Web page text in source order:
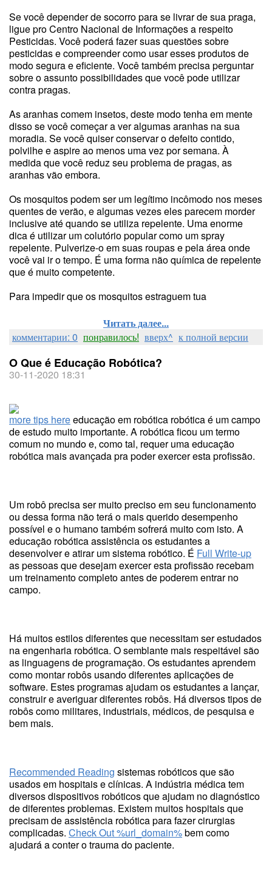
Se você depender de socorro para se livrar de sua praga,
ligue pro Centro Nacional de Informações a respeito
Pesticidas. Você poderá fazer suas questões sobre
pesticidas e compreender como usar esses produtos de
modo segura e eficiente. Você também precisa perguntar
sobre o assunto possibilidades que você pode utilizar
contra pragas.
As aranhas comem insetos, deste modo tenha em mente
disso se você começar a ver algumas aranhas na sua
moradia. Se você quiser conservar o defeito contido,
polvilhe e aspire ao menos uma vez por semana. À
medida que você reduz seu problema de pragas, as
aranhas vão embora.
Os mosquitos podem ser um legítimo incômodo nos meses
quentes de verão, e algumas vezes eles parecem morder
inclusive até quando se utiliza repelente. Uma enorme
dica é utilizar um colutório popular como um spray
repelente. Pulverize-o em suas roupas e pela área onde
você vai ir o tempo. É uma forma não química de repelente
que é muito competente.
Para impedir que os mosquitos estraguem tua
Читать далее...
комментарии: 0 понравилось! вверх^ к полной версии
O Que é Educação Robótica?
30-11-2020 18:31
more tips hereeducação em robótica robótica é um campo
de estudo muito importante. A robótica ficou um termo
comum no mundo e, como tal, requer uma educação
robótica mais avançada pra poder exercer esta profissão.
Um robô precisa ser muito preciso em seu funcionamento
ou dessa forma não terá o mais querido desempenho
possível e o humano também sofrerá muito com isto. A
educação robótica assistência os estudantes a
desenvolver e atirar um sistema robótico. É Full Write-up
as pessoas que desejam exercer esta profissão recebam
um treinamento completo antes de poderem entrar no
campo.
Há muitos estilos diferentes que necessitam ser estudados
na engenharia robótica. O semblante mais respeitável são
as linguagens de programação. Os estudantes aprendem
como montar robôs usando diferentes aplicações de
software. Estes programas ajudam os estudantes a lançar,
construir e averiguar diferentes robôs. Há diversos tipos de
robôs como militares, industriais, médicos, de pesquisa e
bem mais.
Recommended Reading sistemas robóticos que são
usados em hospitais e clínicas. A indústria médica tem
diversos dispositivos robóticos que ajudam no diagnóstico
de diferentes problemas. Existem muitos hospitais que
precisam de assistência robótica para fazer cirurgias
complicadas. Check Out %url_domain%bem como
ajudará a conter o trauma do paciente.